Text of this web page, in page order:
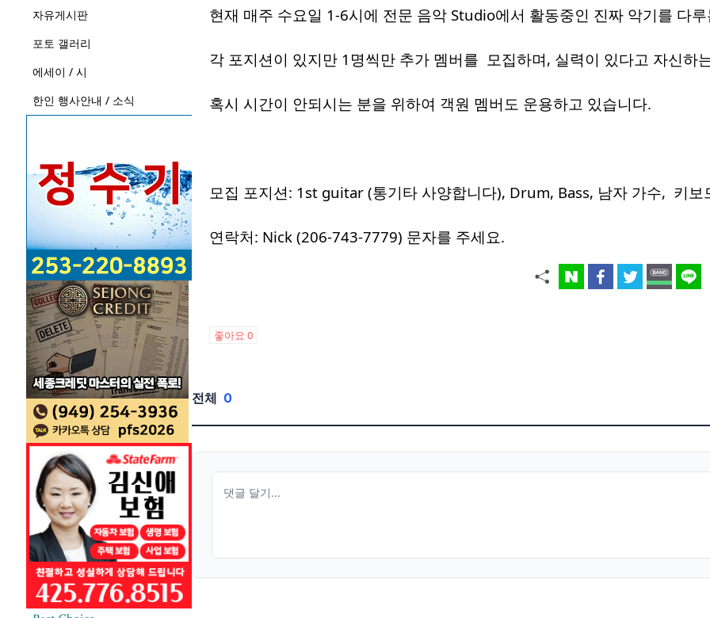
자유게시판
포토 갤러리
에세이 / 시
한인 행사안내 / 소식
현재 매주 수요일 1-6시에 전문 음악 Studio에서 활동중인 진짜 악기를 다
각 포지션이 있지만 1명씩만 추가 멤버를 모집하며, 실력이 있다고 자신하
혹시 시간이 안되시는 분을 위하여 객원 멤버도 운용하고 있습니다.
모집 포지션: 1st guitar (통기타 사양합니다), Drum, Bass, 남자 가수, 키보
연락처: Nick (206-743-7779) 문자를 주세요.
좋아요 0
전체 0